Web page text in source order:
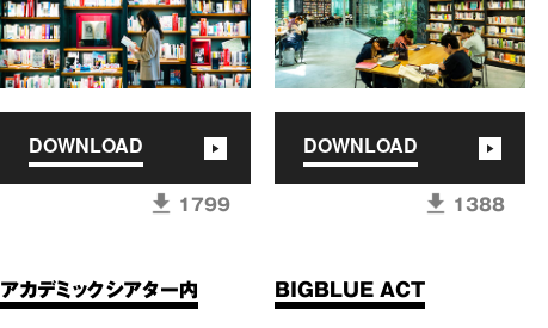
DOWNLOAD
1799
DOWNLOAD
1388
アカデミックシアター内 BIGBLUE ACT